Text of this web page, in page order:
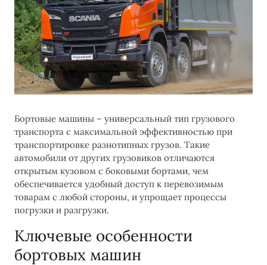
Бортовые машины – универсальный тип грузового
транспорта с максимальной эффективностью при
транспортировке разнотипных грузов. Такие
автомобили от других грузовиков отличаются
открытым кузовом с боковыми бортами, чем
обеспечивается удобный доступ к перевозимым
товарам с любой стороны, и упрощает процессы
погрузки и разгрузки.
Ключевые особенности
бортовых машин